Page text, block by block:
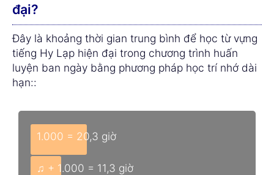
đại?
Đây là khoảng thời gian trung bình để học từ vựng
tiếng Hy Lạp hiện đại trong chương trình huấn
luyện ban ngày bằng phương pháp học trí nhớ dài
hạn::
1.000 = 20,3 giờ
♫ + 1.000 = 11,3 giờ